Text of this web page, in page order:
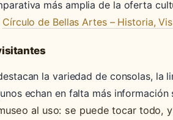
más amplia de la oferta
Círculo de Bellas Artes – Historia,
la variedad de consolas, la
echan en falta más
al uso: se puede tocar todo,